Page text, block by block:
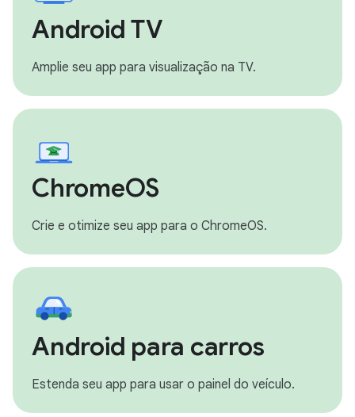
Android TV
Amplie seu app para visualização na TV.
ChromeOS
Crie e otimize seu app para o ChromeOS.
Android para carros
Estenda seu app para usar o painel do veículo.